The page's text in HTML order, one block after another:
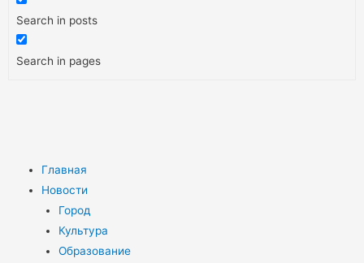
Search in posts
Search in pages
Главная
Новости
Город
Культура
Образование